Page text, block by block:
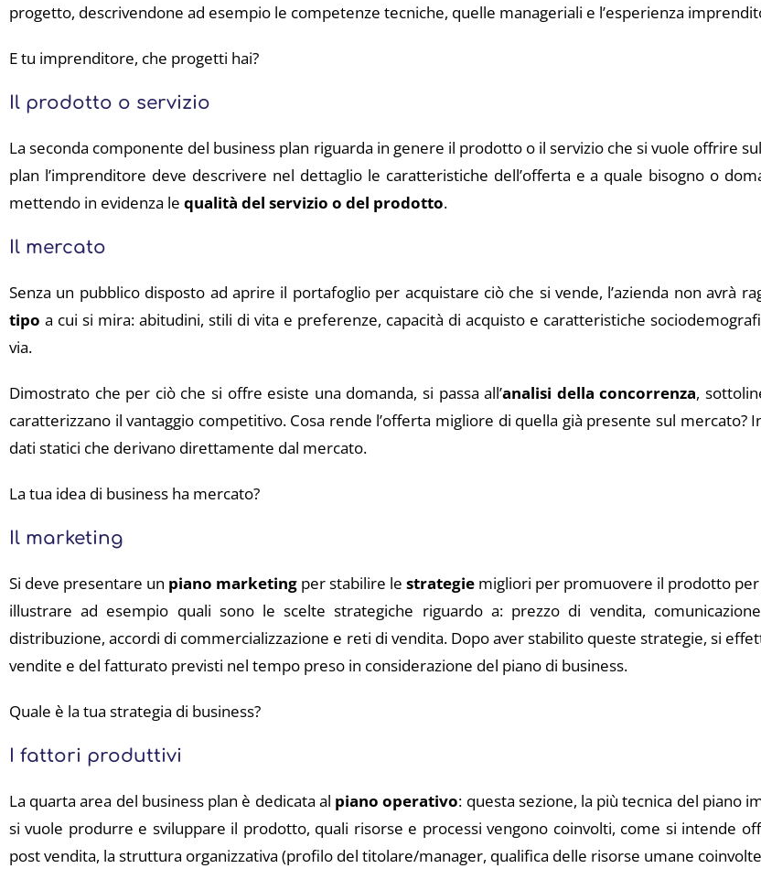
progetto, descrivendone ad esempio le competenze tecniche, quelle manageriali e l’esperienza
E tu imprenditore, che progetti hai?
Il prodotto o servizio
La seconda componente del business plan riguarda in genere il prodotto o il servizio che si vuole offrire
plan l’imprenditore deve descrivere nel dettaglio le caratteristiche dell’offerta e a quale bisogno o
mettendo in evidenza le qualità del servizio o del prodotto.
Il mercato
Senza un pubblico disposto ad aprire il portafoglio per acquistare ciò che si vende, l’azienda non avrà
tipo a cui si mira: abitudini, stili di vita e preferenze, capacità di acquisto e caratteristiche
via.
Dimostrato che per ciò che si offre esiste una domanda, si passa all’analisi della concorrenza,
caratterizzano il vantaggio competitivo. Cosa rende l’offerta migliore di quella già presente sul
dati statici che derivano direttamente dal mercato.
La tua idea di business ha mercato?
Il marketing
Si deve presentare un piano marketing per stabilire le strategie migliori per promuovere il prodotto
illustrare ad esempio quali sono le scelte strategiche riguardo a: prezzo di vendita,
distribuzione, accordi di commercializzazione e reti di vendita. Dopo aver stabilito queste strategie, si
vendite e del fatturato previsti nel tempo preso in considerazione del piano di business.
Quale è la tua strategia di business?
I fattori produttivi
La quarta area del business plan è dedicata al piano operativo: questa sezione, la più tecnica del piano
si vuole produrre e sviluppare il prodotto, quali risorse e processi vengono coinvolti, come si intende
post vendita, la struttura organizzativa (profilo del titolare/manager, qualifica delle risorse umane